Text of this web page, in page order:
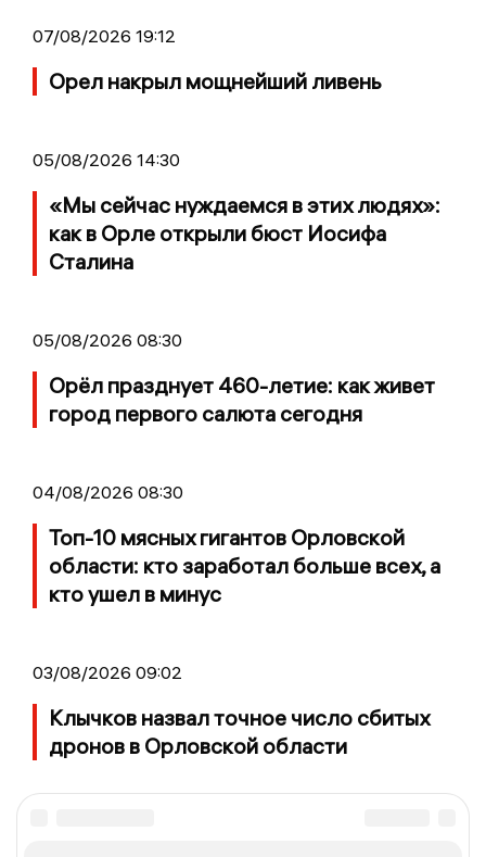
07/08/2026 19:12
Орел накрыл мощнейший ливень
05/08/2026 14:30
«Мы сейчас нуждаемся в этих людях»:
как в Орле открыли бюст Иосифа
Сталина
05/08/2026 08:30
Орёл празднует 460-летие: как живет
город первого салюта сегодня
04/08/2026 08:30
Топ-10 мясных гигантов Орловской
области: кто заработал больше всех, а
кто ушел в минус
03/08/2026 09:02
Клычков назвал точное число сбитых
дронов в Орловской области